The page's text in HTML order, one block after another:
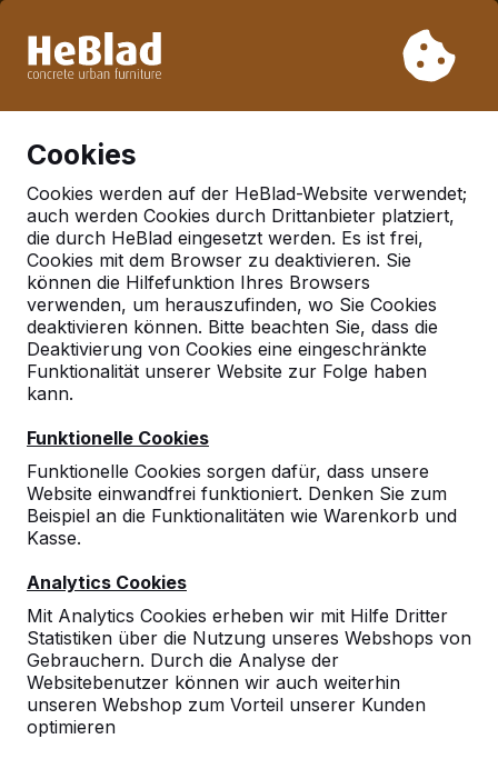
Woche 33 nicht. Bitte berücksichtigen Sie daher längere
Cookies
Cookies werden auf der HeBlad-Website verwendet;
auch werden Cookies durch Drittanbieter platziert,
die durch HeBlad eingesetzt werden. Es ist frei,
Cookies mit dem Browser zu deaktivieren. Sie
können die Hilfefunktion Ihres Browsers
verwenden, um herauszufinden, wo Sie Cookies
deaktivieren können. Bitte beachten Sie, dass die
Deaktivierung von Cookies eine eingeschränkte
Funktionalität unserer Website zur Folge haben
kann.
Funktionelle Cookies
Funktionelle Cookies sorgen dafür, dass unsere
Website einwandfrei funktioniert. Denken Sie zum
Beispiel an die Funktionalitäten wie Warenkorb und
Kasse.
Analytics Cookies
Mit Analytics Cookies erheben wir mit Hilfe Dritter
Statistiken über die Nutzung unseres Webshops von
Gebrauchern. Durch die Analyse der
Websitebenutzer können wir auch weiterhin
unseren Webshop zum Vorteil unserer Kunden
optimieren
Deutschland
Referenties in:Leipzig
10
bei Ihnen.
01-09-2017